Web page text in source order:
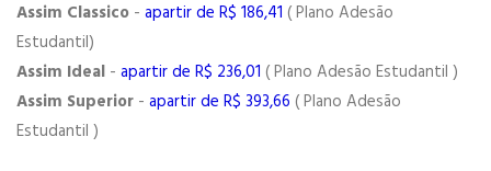
Assim Classico - apartir de R$ 186,41 ( Plano Adesão
Estudantil)
Assim Ideal - apartir de R$ 236,01 ( Plano Adesão Estudantil )
Assim Superior - apartir de R$ 393,66 ( Plano Adesão
Estudantil )